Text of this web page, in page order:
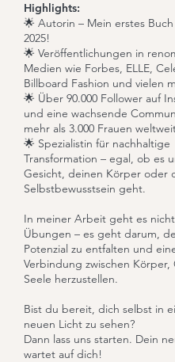
Highlights:
🌟 Autorin – Mein erstes
2025!
🌟 Veröffentlichungen in
Medien wie Forbes, ELLE,
Billboard Fashion und vielen
🌟 Über 90.000 Follower auf
und eine wachsende
mehr als 3.000 Frauen
🌟 Spezialistin für nachhaltige
Transformation – egal, ob es
Gesicht, deinen Körper oder
Selbstbewusstsein geht.
In meiner Arbeit geht es
Übungen – es geht darum,
Potenzial zu entfalten und
Verbindung zwischen Körper,
Seele herzustellen.
Bist du bereit, dich selbst in
neuen Licht zu sehen?
Dann lass uns starten. Dein
wartet auf dich!